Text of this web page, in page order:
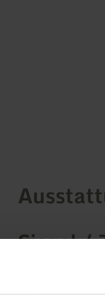
Siegel /